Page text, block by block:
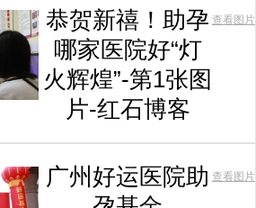
恭贺新禧！助孕
哪家医院好“灯
火辉煌”-第1张图
片-红石博客
查看图片
广州好运医院助 查看图片